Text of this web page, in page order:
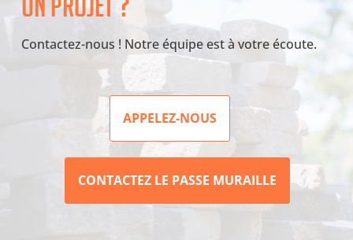
Contactez-nous ! Notre équipe est à votre écoute.
APPELEZ-NOUS
CONTACTEZ LE PASSE MURAILLE